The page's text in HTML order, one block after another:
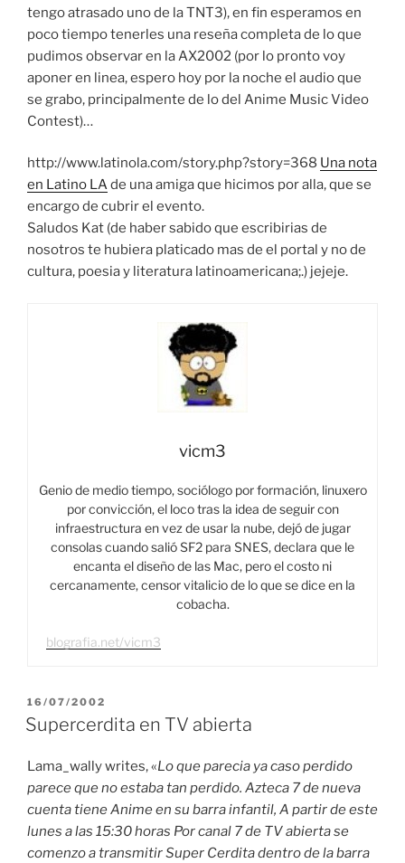
tengo atrasado uno de la TNT3), en fin esperamos en
poco tiempo tenerles una reseña completa de lo que
pudimos observar en la AX2002 (por lo pronto voy
aponer en linea, espero hoy por la noche el audio que
se grabo, principalmente de lo del Anime Music Video
Contest)…
http://www.latinola.com/story.php?story=368 Una nota
en Latino LAde una amiga que hicimos por alla, que se
encargo de cubrir el evento.
Saludos Kat (de haber sabido que escribirias de
nosotros te hubiera platicado mas de el portal y no de
cultura, poesia y literatura latinoamericana;.) jejeje.
vicm3
Genio de medio tiempo, sociólogo por formación, linuxero
por convicción, el loco tras la idea de seguir con
infraestructura en vez de usar la nube, dejó de jugar
consolas cuando salió SF2 para SNES, declara que le
encanta el diseño de las Mac, pero el costo ni
cercanamente, censor vitalicio de lo que se dice en la
cobacha.
blografia.net/vicm3
PUBLICADO
EL
16/07/2002
Supercerdita en TV abierta
Lama_wally writes, «Lo que parecia ya caso perdido
parece que no estaba tan perdido. Azteca 7 de nueva
cuenta tiene Anime en su barra infantil, A partir de este
lunes a las 15:30 horas Por canal 7 de TV abierta se
comenzo a transmitir Super Cerdita dentro de la barra